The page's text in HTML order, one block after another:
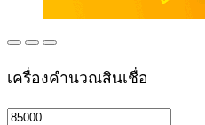
เครื่องคำนวณสินเชื่อ